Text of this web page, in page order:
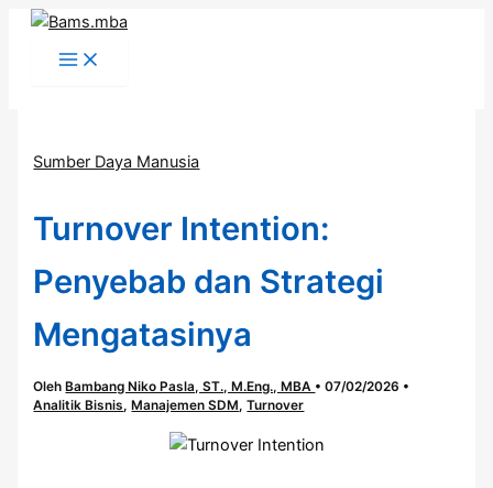
Lewati
konten
Sumber Daya Manusia
Turnover Intention:
Penyebab dan Strategi
Mengatasinya
OlehBambang Niko Pasla, ST., M.Eng., MBA •07/02/2026 •
Analitik Bisnis,Manajemen SDM,Turnover